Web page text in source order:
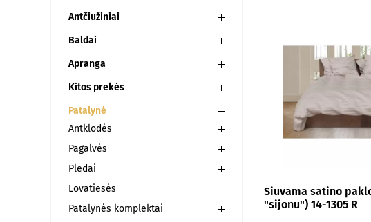
90x200x25 cm
90x200x30 cm
90x200x35 cm
90x210x25 cm
90x210x30 cm
90x210x35 cm
90x220x25 cm
Antčiužiniai
Baldai
Apranga
Kitos prekės
Patalynė
Antklodės
Pagalvės
Pledai
Lovatiesės
Patalynės komplektai
Siuvama satino
"sijonu") 14-1305 R